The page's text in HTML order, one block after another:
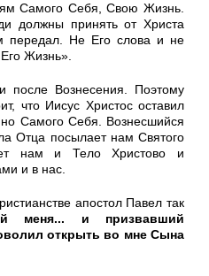
Самого Себя, Свою Жизнь.
должны принять от Христа
передал. Не Его слова и не
Жизнь».
Вознесения. Поэтому
что Иисус Христос оставил
Самого Себя. Вознесшийся
Отца посылает нам Святого
нам и Тело Христово и
и в нас.
апостол Павел так
меня... и призвавший
открыть во мне Сына